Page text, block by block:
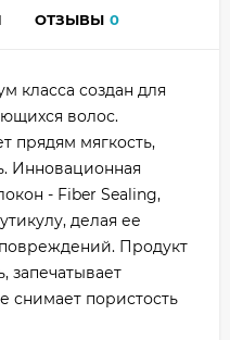
ОТЗЫВЫ 0
класса создан для
волос.
прядям мягкость,
Инновационная
- Fiber Sealing,
делая ее
Продукт
запечатывает
снимает пористость